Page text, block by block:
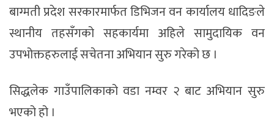
बाग्मती प्रदेश सरकारमार्फत डिभिजन वन कार्यालय धादिङले
स्थानीय तहसँगको सहकार्यमा अहिले सामुदायिक वन
उपभोक्तहरुलाई सचेतना अभियान सुरु गरेको छ ।
सिद्धलेक गाउँपालिकाको वडा नम्वर २ बाट अभियान सुरु
भएको हो ।